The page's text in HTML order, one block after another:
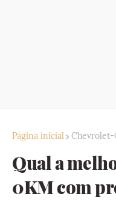
Página inicial Chevrolet-
Qual a
0KM com